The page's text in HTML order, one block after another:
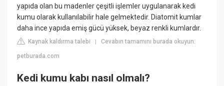
yapıda olan bu madenler çeşitli işlemler uygulanarak kedi
kumu olarak kullanılabilir hale gelmektedir. Diatomit kumlar
daha ince yapıda emiş gücü yüksek, beyaz renkli kumlardır.
Kaynak kaldırma talebi |Cevabın tamamını burada okuyun:
petburada.com
Kedi kumu kabı nasıl olmalı?